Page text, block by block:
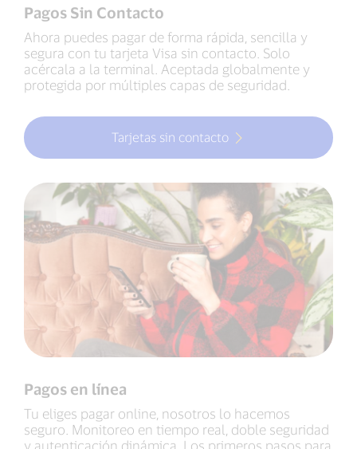
Pagos Sin Contacto
Ahora puedes pagar de forma rápida, sencilla y
segura con tu tarjeta Visa sin contacto. Solo
acércala a la terminal. Aceptada globalmente y
protegida por múltiples capas de seguridad.
Tarjetas sin contacto
Pagos en línea
Tu eliges pagar online, nosotros lo hacemos
seguro. Monitoreo en tiempo real, doble seguridad
y autenticación dinámica. Los primeros pasos para